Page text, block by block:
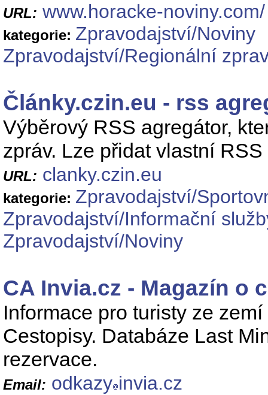
URL: www.horacke-noviny.com/
kategorie: Zpravodajství/Noviny
Zpravodajství/Regionální
Články.czin.eu - rss
Výběrový RSS agregátor,
zpráv. Lze přidat vlastní
URL: clanky.czin.eu
kategorie: Zpravodajství/
Zpravodajství/Informační
Zpravodajství/Noviny
CA Invia.cz - Magazín o
Informace pro turisty ze
Cestopisy. Databáze Last
rezervace.
Email: odkazy invia.cz